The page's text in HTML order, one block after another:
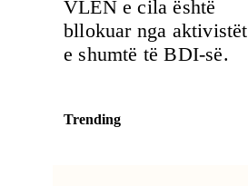
VLEN e cila është
bllokuar nga aktivistët
e shumtë të BDI-së.
Trending